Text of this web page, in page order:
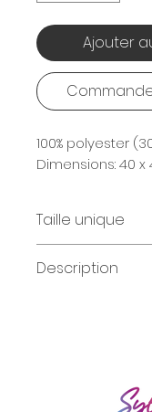
Ajouter
100% polyester
Dimensions: 40
Taille unique
Description